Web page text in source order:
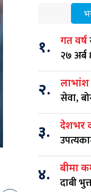
१. गत वर्ष
२७ अर्ब
२. लाभांश
सेवा,
३. देशभर
४. बीमा
दाबी